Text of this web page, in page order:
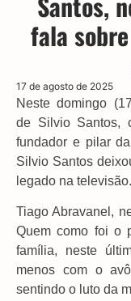
fala
17 de agosto de 2025
Neste domingo
de Silvio Santos,
fundador e pilar
Silvio Santos
legado na televisão.
Tiago Abravanel,
Quem como foi o
família, neste
menos com o
sentindo o luto da